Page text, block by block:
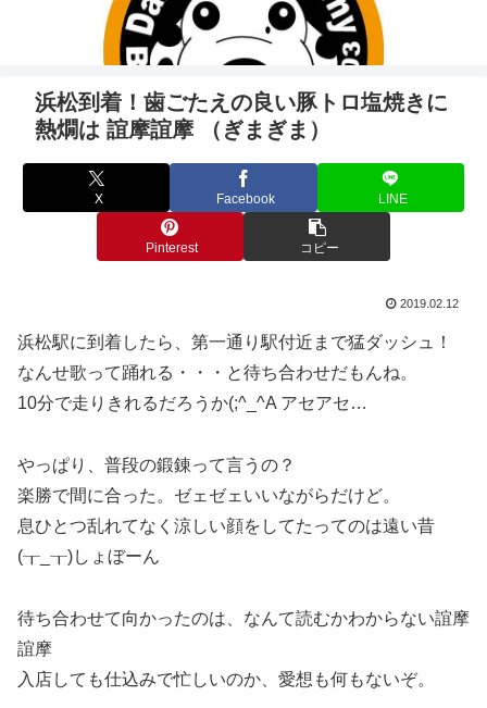
浜松到着！歯ごたえの良い豚トロ塩焼きに
熱燗は 誼摩誼摩 （ぎまぎま）
X Facebook LINE
Pinterest コピー
2019.02.12
浜松駅に到着したら、第一通り駅付近まで猛ダッシュ！
なんせ歌って踊れる・・・と待ち合わせだもんね。
10分で走りきれるだろうか(;^_^A アセアセ…
やっぱり、普段の鍛錬って言うの？
楽勝で間に合った。ゼェゼェいいながらだけど。
息ひとつ乱れてなく涼しい顔をしてたってのは遠い昔
(┰_┰)しょぼーん
待ち合わせて向かったのは、なんて読むかわからない誼摩
誼摩
入店しても仕込みで忙しいのか、愛想も何もないぞ。